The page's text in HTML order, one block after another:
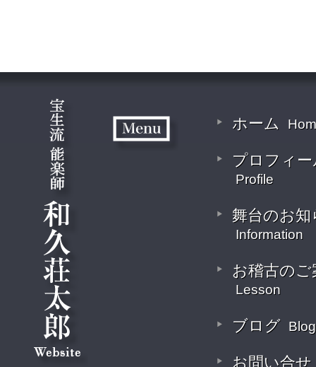
ホーム
プロフィー
Profile
舞台のお知
Information
お稽古のご
Lesson
ブログ Blog
お問い合せ